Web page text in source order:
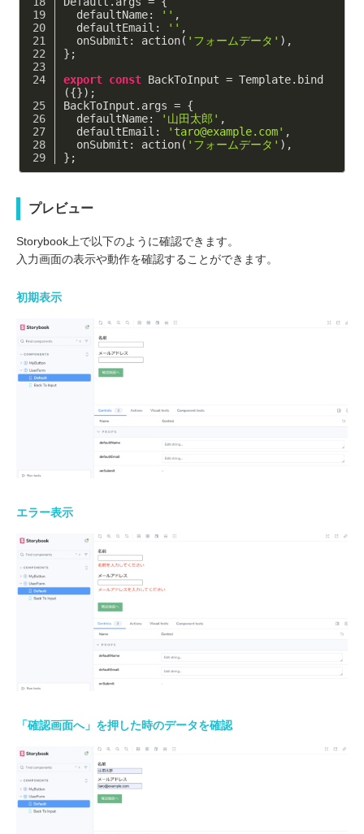
defaultName: '' ,
defaultEmail : '' ,
onSubmit : action( 'フォームデータ' ),
};
export const BackToInput = Template.bind
({});
BackToInput.args = {
defaultName: '山田太郎' ,
defaultEmail : 'taro@example.com' ,
onSubmit : action( 'フォームデータ' ),
};
プレビュー
Storybook上で以下のように確認できます。
入力画面の表示や動作を確認することができます。
初期表示
エラー表示
「確認画面へ」を押した時のデータを確認